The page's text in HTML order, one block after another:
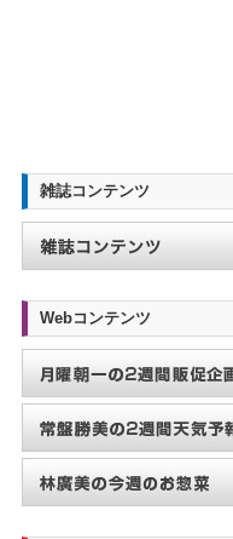
雑誌コンテンツ
Webコンテンツ